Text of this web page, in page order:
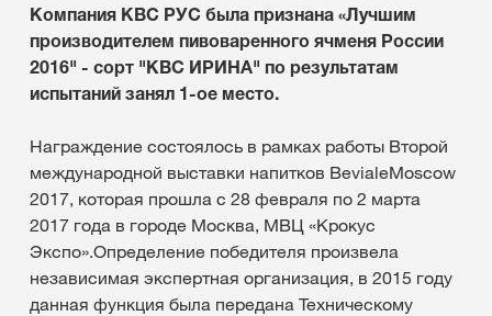
Компания КВС РУС была признана «Лучшим
производителем пивоваренного ячменя России
2016" - сорт "КВС ИРИНА" по результатам
испытаний занял 1-ое место.
Награждение состоялось в рамках работы Второй
международной выставки напитков BevialeMoscow
2017, которая прошла с 28 февраля по 2 марта
2017 года в городе Москва, МВЦ «Крокус
Экспо».Определение победителя произвела
независимая экспертная организация, в 2015 году
данная функция была передана Техническому